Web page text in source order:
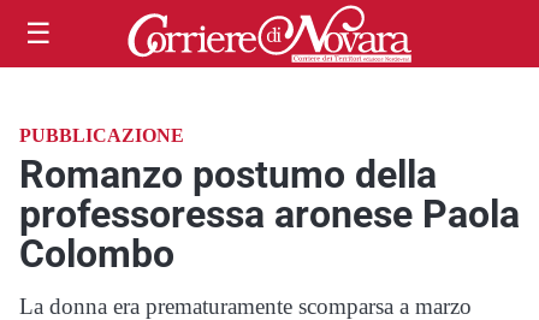
☰
PUBBLICAZIONE
Romanzo postumo della
professoressa aronese Paola
Colombo
La donna era prematuramente scomparsa a marzo